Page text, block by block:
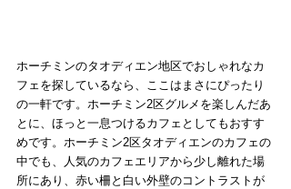
ホーチミンのタオディエン地区でおしゃれなカ
フェを探しているなら、ここはまさにぴったり
の一軒です。ホーチミン2区グルメを楽しんだあ
とに、ほっと一息つけるカフェとしてもおすす
めです。ホーチミン2区タオディエンのカフェの
中でも、人気のカフェエリアから少し離れた場
所にあり、赤い柵と白い外壁のコントラストが